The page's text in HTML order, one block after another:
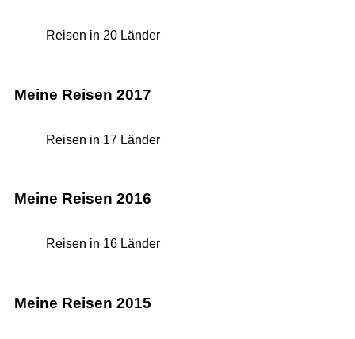
Reisen in 20 Länder
Meine Reisen 2017
Reisen in 17 Länder
Meine Reisen 2016
Reisen in 16 Länder
Meine Reisen 2015